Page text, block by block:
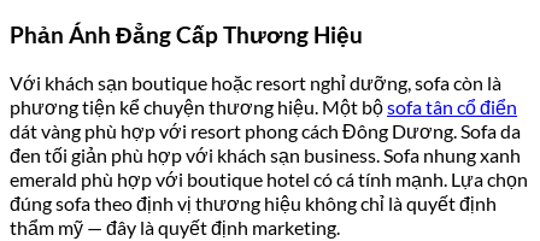
Phản Ánh Đẳng Cấp Thương Hiệu
Với khách sạn boutique hoặc resort nghỉ dưỡng, sofa còn là
phương tiện kể chuyện thương hiệu. Một bộsofa tân cổ điển
dát vàng phù hợp với resort phong cách Đông Dương. Sofa da
đen tối giản phù hợp với khách sạn business. Sofa nhung xanh
emerald phù hợp với boutique hotel có cá tính mạnh. Lựa chọn
đúng sofa theo định vị thương hiệu không chỉ là quyết định
thẩm mỹ — đây là quyết định marketing.